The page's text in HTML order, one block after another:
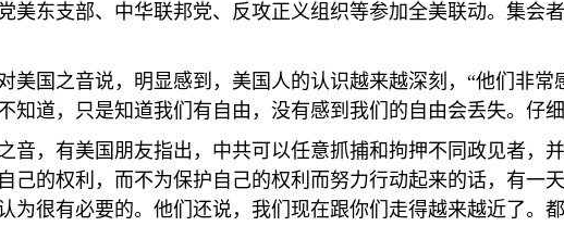
美东支部、中华联邦党、反攻正义组织等参加全美联动。集会
美国之音说，明显感到，美国人的认识越来越深刻，“他们非
知道，只是知道我们有自由，没有感到我们的自由会丢失。仔
音，有美国朋友指出，中共可以任意抓捕和拘押不同政见者，
己的权利，而不为保护自己的权利而努力行动起来的话，有一
为很有必要的。他们还说，我们现在跟你们走得越来越近了。